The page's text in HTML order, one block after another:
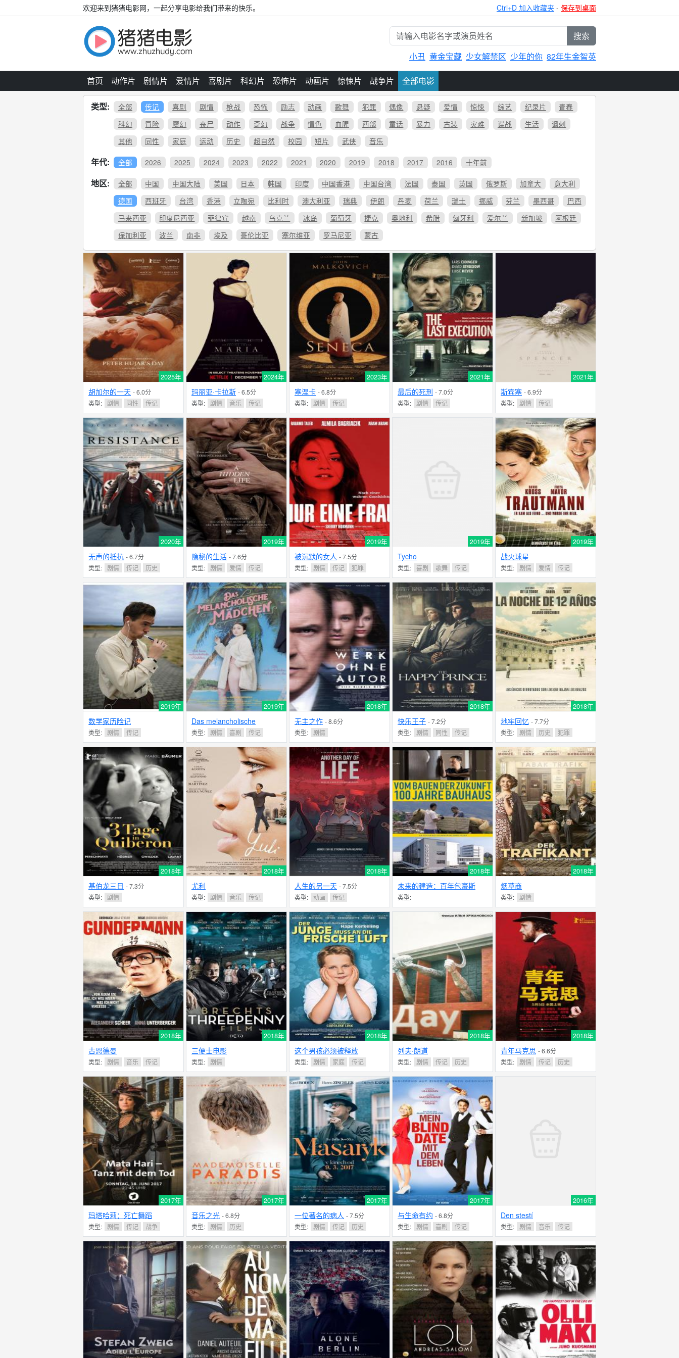
欢迎来到猪猪电影网，一起分享电影给我们带来的快乐。 Ctrl+D 加入收藏夹 - 保存到桌面
搜索
小丑 黄金宝藏 少女解禁区 少年的你 82年生金智英
首页 动作片 剧情片 爱情片 喜剧片 科幻片 恐怖片 动画片 惊悚片 战争片 全部电影
类型: 全部 传记 喜剧 剧情 枪战 恐怖 励志 动画 歌舞 犯罪 偶像 悬疑 爱情 惊悚 综艺 纪录片
青春
科幻
冒险 魔幻 丧尸 动作 奇幻 战争 情色 血腥 西部 童话 暴力 古装 灾难 谍战 生活
讽刺
其他
同性 家庭 运动 历史 超自然 校园 短片 武侠 音乐
年代: 全部 2026 2025 2024 2023 2022 2021 2020 2019 2018 2017 2016 十年前
地区: 全部 中国 中国大陆 美国 日本 韩国 印度 中国香港 中国台湾 法国 泰国 英国 俄罗斯 加拿大
意大利
德国
西班牙 台湾 香港 立陶宛 比利时 澳大利亚 瑞典 伊朗 丹麦 荷兰 瑞士 挪威 芬兰 墨西哥
巴西
马来西亚
印度尼西亚 菲律宾 越南 乌克兰 冰岛 葡萄牙 捷克 奥地利 希腊 匈牙利 爱尔兰 新加坡
阿根廷
保加利亚
波兰 南非 埃及 哥伦比亚 塞尔维亚 罗马尼亚 蒙古
2025年
胡加尔的一天 - 6.0分
类型: 剧情 同性 传记
2024年
玛丽亚·卡拉斯 - 6.5分
类型: 剧情 音乐 传记
2023年
塞涅卡 - 6.8分
类型: 剧情 传记
2021年
最后的死刑 - 7.0分
类型: 剧情 传记
2021年
斯宾塞 - 6.9分
类型: 剧情 传记
2020年
无声的抵抗 - 6.7分
类型: 剧情 传记 历史
2019年
隐秘的生活 - 7.6分
类型: 剧情 爱情 传记
2019年
被沉默的女人 - 7.5分
类型: 剧情 传记 犯罪
2019年
Tycho
类型: 喜剧 歌舞 传记
2019年
战火球星
类型: 剧情 爱情 传记
2019年
数学家历险记
类型: 剧情 传记
2019年
Das melancholische
Mädchen
类型: 剧情 喜剧 传记
2018年
无主之作 - 8.6分
类型: 剧情
2018年
快乐王子 - 7.2分
类型: 剧情 同性 传记
2018年
地牢回忆 - 7.7分
类型: 剧情 历史 犯罪
2018年
基伯龙三日 - 7.3分
类型: 剧情
2018年
尤利
类型: 剧情 音乐 传记
2018年
人生的另一天 - 7.5分
类型:
动画 传记
2018年
未来的建造：百年包豪斯
类型:
2018年
烟草商
类型: 剧情
2018年
古恩德曼
类型: 剧情 音乐 传记
2018年
三便士电影
类型: 剧情
2018年
这个男孩必须被释放
类型: 剧情 家庭 传记
2018年
列夫·朗道
类型: 剧情 传记 历史
2018年
青年马克思 - 6.6分
类型: 剧情 传记 历史
2017年
玛塔哈莉：死亡舞蹈
类型: 剧情 传记 战争
2017年
音乐之光 - 6.8分
类型: 剧情 历史
2017年
一位著名的病人 - 7.5分
类型: 剧情 传记 历史
2017年
与生命有约 - 6.8分
类型: 剧情 喜剧 传记
2016年
Den stestí
类型: 剧情 音乐 传记